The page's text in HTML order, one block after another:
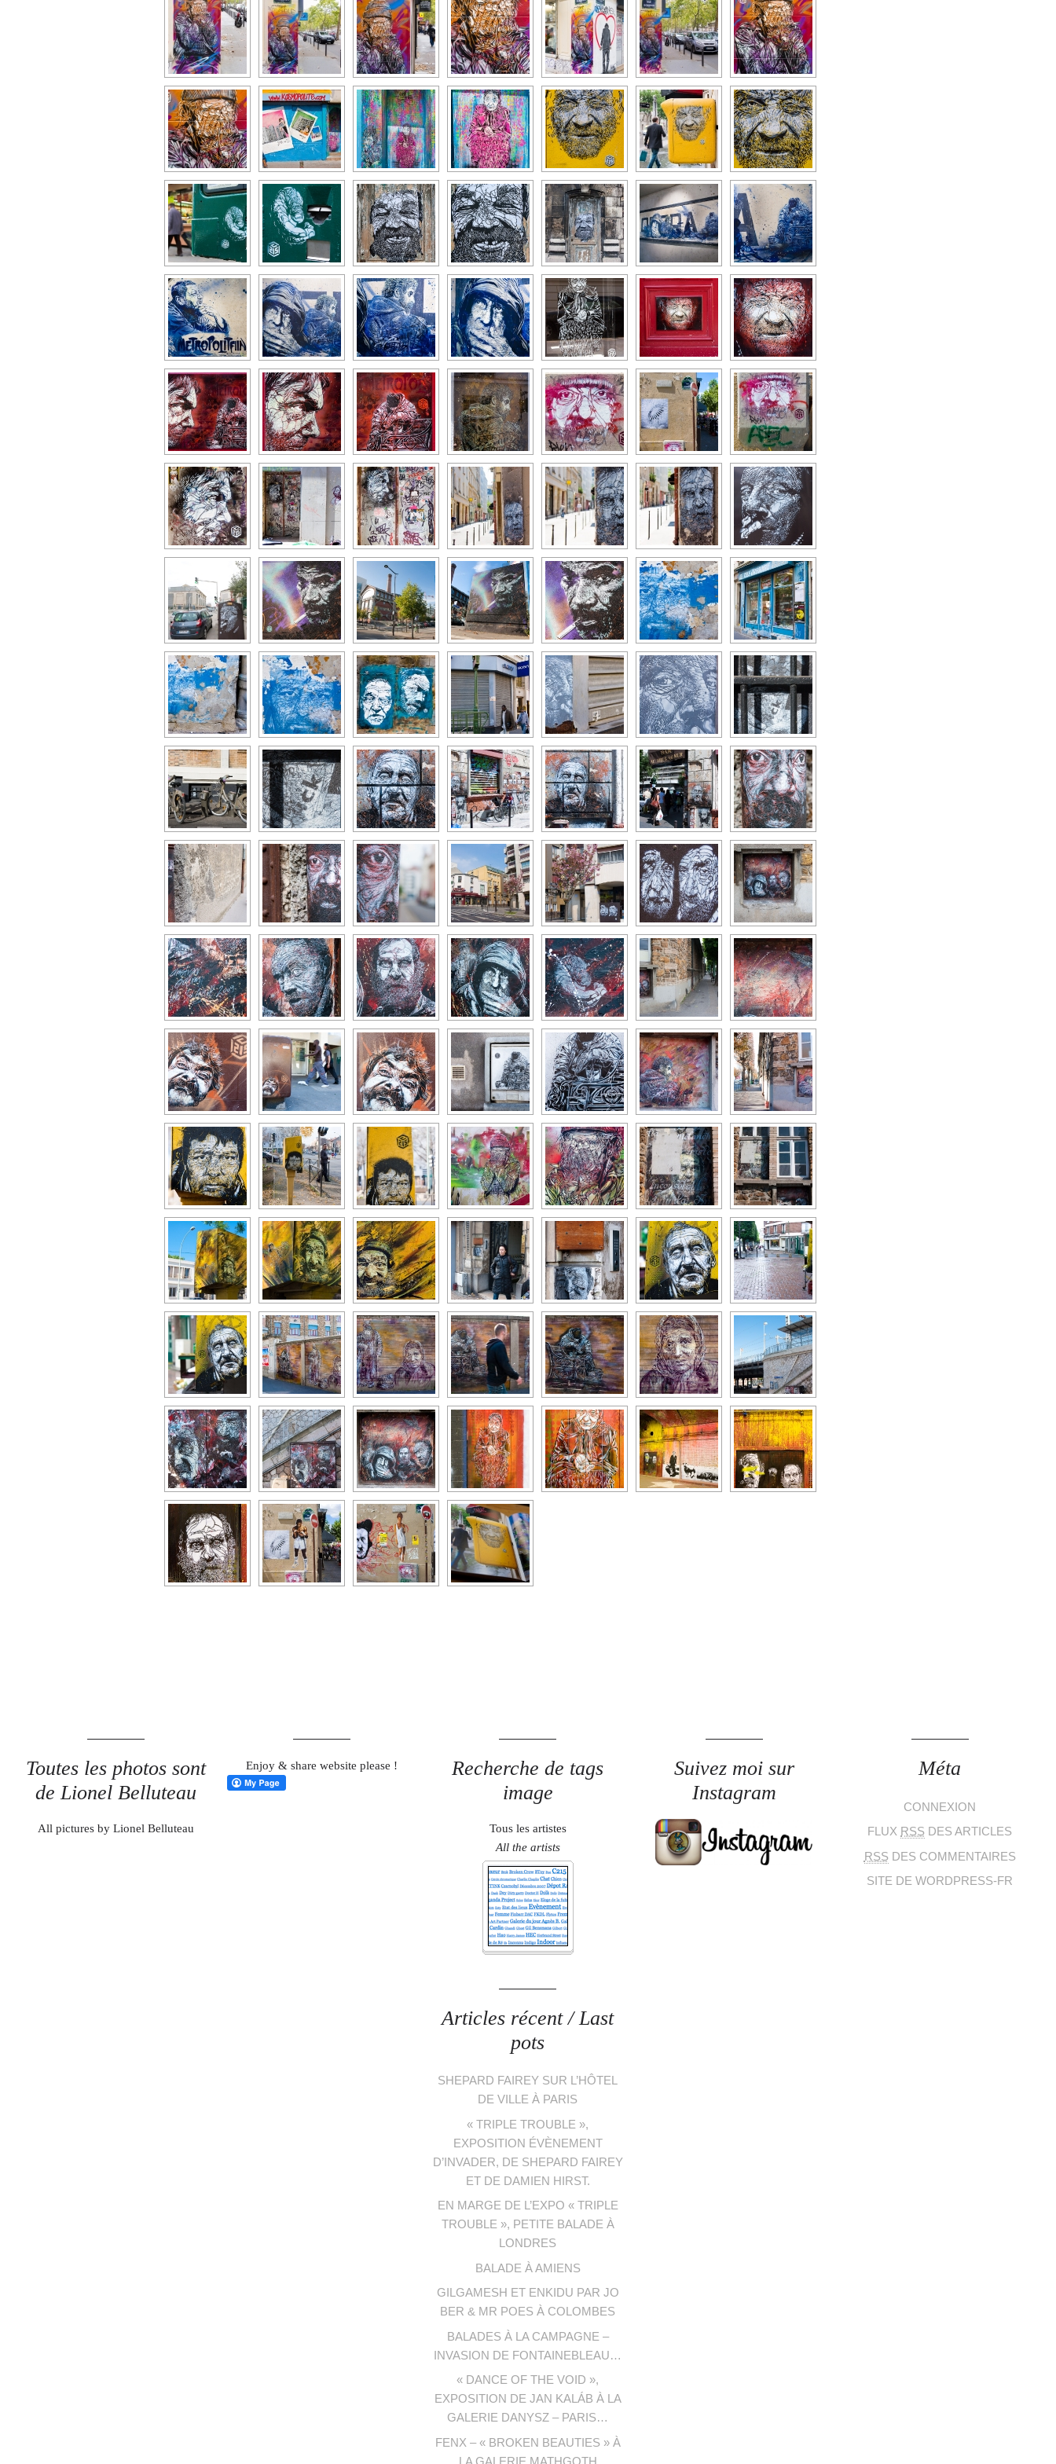
Toutes les photos sont
de Lionel Belluteau
All pictures by Lionel Belluteau
Enjoy & share website please !
Recherche de tags
image
Tous les artistes
All the artists
Suivez moi sur
Instagram
Méta
CONNEXION
FLUX RSS DES ARTICLES
RSS DES COMMENTAIRES
SITE DE WORDPRESS-FR
Articles récent / Last
pots
SHEPARD FAIREY SUR L’HÔTEL
DE VILLE À PARIS
« TRIPLE TROUBLE »,
EXPOSITION ÉVÈNEMENT
D’INVADER, DE SHEPARD FAIREY
ET DE DAMIEN HIRST.
EN MARGE DE L’EXPO « TRIPLE
TROUBLE », PETITE BALADE À
LONDRES
BALADE À AMIENS
GILGAMESH ET ENKIDU PAR JO
BER & MR POES À COLOMBES
BALADES À LA CAMPAGNE –
INVASION DE FONTAINEBLEAU…
« DANCE OF THE VOID »,
EXPOSITION DE JAN KALÁB À LA
GALERIE DANYSZ – PARIS…
FENX – « BROKEN BEAUTIES » À
LA GALERIE MATHGOTH